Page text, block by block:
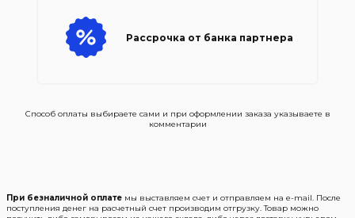
Рассрочка от банка партнера
Способ оплаты выбираете сами и при оформлении заказа указываете в
комментарии
При безналичной оплате мы выставляем счет и отправляем на e-mail. После
поступления денег на расчетный счет производим отгрузку. Товар можно